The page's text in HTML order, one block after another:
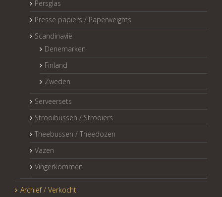
Persglas
Presse papiers / Paperweights
Scandinavië
Denemarken
Finland
Zweden
Serveersets
Strooibussen / Strooiers
Theebussen / Theedozen
Vazen
Vingerkommen
Archief / Verkocht